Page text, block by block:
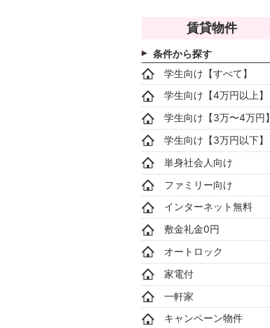
賃貸物件
条件から探す
学生向け【すべて】
学生向け【4万円以上】
学生向け【3万〜4万円】
学生向け【3万円以下】
単身社会人向け
ファミリー向け
インターネット無料
敷金礼金0円
オートロック
家電付
一軒家
キャンペーン物件